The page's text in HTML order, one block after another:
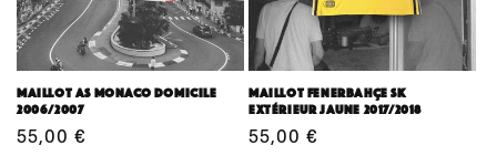
n
:
Maillot AS Monaco domicile
2006/2007
Prix
55,00 €
Maillot Fenerbahçe SK
extérieur Jaune 2017/2018
Prix
55,00 €